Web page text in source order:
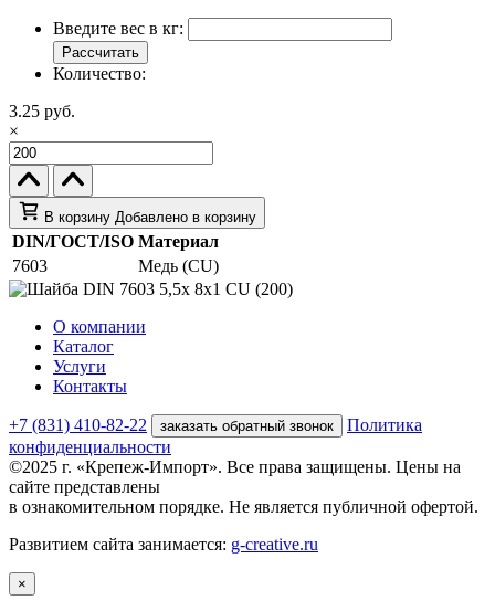
Введите вес в кг:
Рассчитать
Количество:
3.25 руб.
×
В корзину Добавлено в корзину
DIN/ГОСТ/ISO Материал
7603
Медь (CU)
О компании
Каталог
Услуги
Контакты
+7 (831) 410-82-22 заказать обратный звонок
Политика
конфиденциальности
©2025 г. «Крепеж-Импорт». Все права защищены. Цены на
сайте представлены
в ознакомительном порядке. Не является публичной офертой.
Развитием сайта занимается: g-creative.ru
×